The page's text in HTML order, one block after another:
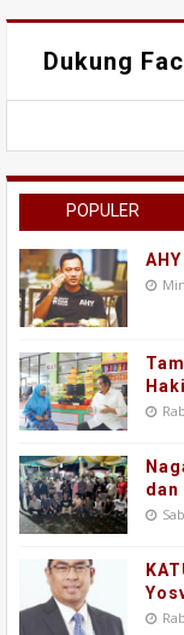
Dukung
POPULER
dan